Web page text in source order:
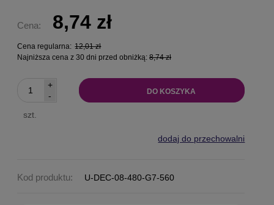
Cena: 8,74 zł
Cena regularna: 12,01 zł
Najniższa cena z 30 dni przed obniżką: 8,74 zł
-
+
szt.
DO KOSZYKA
dodaj do przechowalni
Kod produktu: U-DEC-08-480-G7-560